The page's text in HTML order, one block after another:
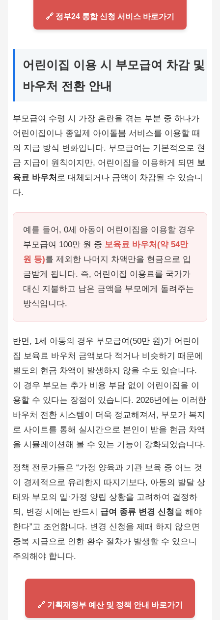
🔗 정부24 통합 신청 서비스 바로가기
어린이집 이용 시 부모급여 차감 및
바우처 전환 안내
부모급여 수령 시 가장 혼란을 겪는 부분 중 하나가
어린이집이나 종일제 아이돌봄 서비스를 이용할 때
의 지급 방식 변화입니다. 부모급여는 기본적으로 현
금 지급이 원칙이지만, 어린이집을 이용하게 되면 보
육료 바우처 로 대체되거나 금액이 차감될 수 있습니
다.
예를 들어, 0세 아동이 어린이집을 이용할 경우
부모급여 100만 원 중 보육료 바우처(약 54만
원 등)를 제외한 나머지 차액만을 현금으로 입
금받게 됩니다. 즉, 어린이집 이용료를 국가가
대신 지불하고 남은 금액을 부모에게 돌려주는
방식입니다.
반면, 1세 아동의 경우 부모급여(50만 원)가 어린이
집 보육료 바우처 금액보다 적거나 비슷하기 때문에
별도의 현금 차액이 발생하지 않을 수도 있습니다.
이 경우 부모는 추가 비용 부담 없이 어린이집을 이
용할 수 있다는 장점이 있습니다. 2026년에는 이러한
바우처 전환 시스템이 더욱 정교해져서, 부모가 복지
로 사이트를 통해 실시간으로 본인이 받을 현금 차액
을 시뮬레이션해 볼 수 있는 기능이 강화되었습니다.
정책 전문가들은 “가정 양육과 기관 보육 중 어느 것
이 경제적으로 유리한지 따지기보다, 아동의 발달 상
태와 부모의 일·가정 양립 상황을 고려하여 결정하
되, 변경 시에는 반드시 급여 종류 변경 신청을 해야
한다”고 조언합니다. 변경 신청을 제때 하지 않으면
중복 지급으로 인한 환수 절차가 발생할 수 있으니
주의해야 합니다.
🔗 기획재정부 예산 및 정책 안내 바로가기